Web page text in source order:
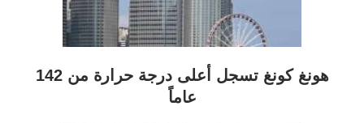
هونغ كونغ تسجل أعلى درجة حرارة من 142
عاماً